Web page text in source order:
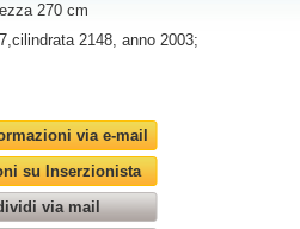
270 cm
2148, anno 2003;
via e-mail
su Inserzionista
via mail